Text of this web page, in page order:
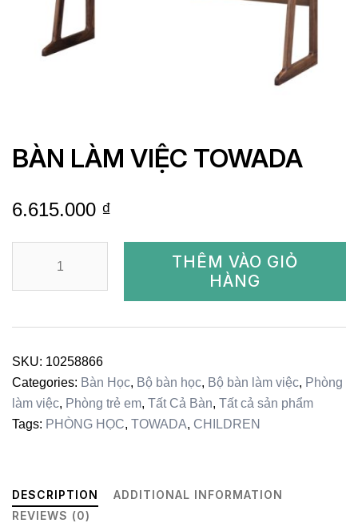
BÀN LÀM VIỆC TOWADA
6.615.000 ₫
VIỆC
THÊM VÀO GIỎ
HÀNG
SKU: 10258866
Categories: Bàn Học, Bộ bàn học, Bộ bàn làm việc, Phòng
làm việc, Phòng trẻ em, Tất Cả Bàn, Tất cả sản phẩm
Tags: PHÒNG HỌC, TOWADA, CHILDREN
DESCRIPTION
ADDITIONAL INFORMATION
REVIEWS (0)